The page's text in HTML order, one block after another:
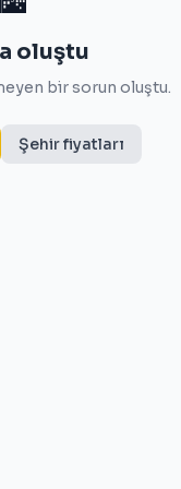
oluştu
bir sorun oluştu.
Şehir fiyatları